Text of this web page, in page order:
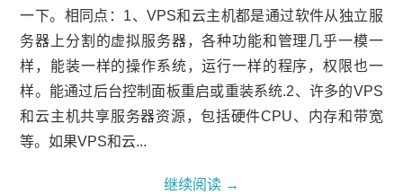
一下。相同点：1、VPS和云主机都是通过软件从独立服
务器上分割的虚拟服务器，各种功能和管理几乎一模一
样，能装一样的操作系统，运行一样的程序，权限也一
样。能通过后台控制面板重启或重装系统.2、许多的VPS
和云主机共享服务器资源，包括硬件CPU、内存和带宽
等。如果VPS和云...
继续阅读 →